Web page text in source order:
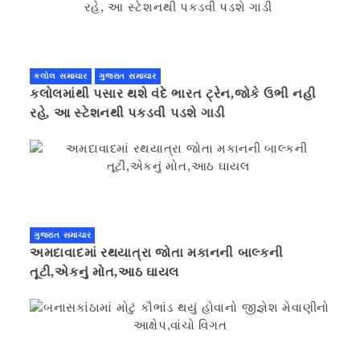
કલોલ સમાચાર ગુજરાત સમાચાર
કલોલમાંથી પસાર થશે વંદે ભારત ટ્રેન,જોકે ઉભી નહી
રહે, આ સ્ટેશનથી પકડવી પડશે ગાડી
ગુજરાત સમાચાર
અમદાવાદમાં રથયાત્રા જોતા મકાનની બાલ્કની
તૂટી,એકનું મોત,આઠ ઘાયલ